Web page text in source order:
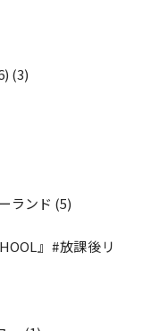
(3)
ランド (5)
』#放課後リ